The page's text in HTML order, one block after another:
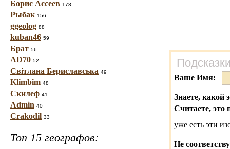
Борис Ассеев 178
Рыбак 156
ggeolog 88
kuban46 59
Брат 56
AD70 52
Світлана Бериславська 49
Klimbim 48
Скилеф 41
Admin 40
Crakodil 33
Топ 15 географов:
Ваше Имя:
Знаете, какой
Считаете, это
уже есть эти
Не